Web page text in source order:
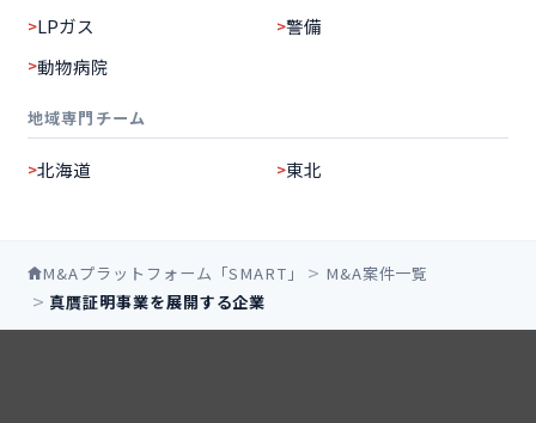
LPガス
警備
動物病院
地域専門チーム
北海道 東北
M&Aプラットフォーム「SMART」
M&A案件一覧
真贋証明事業を展開する企業